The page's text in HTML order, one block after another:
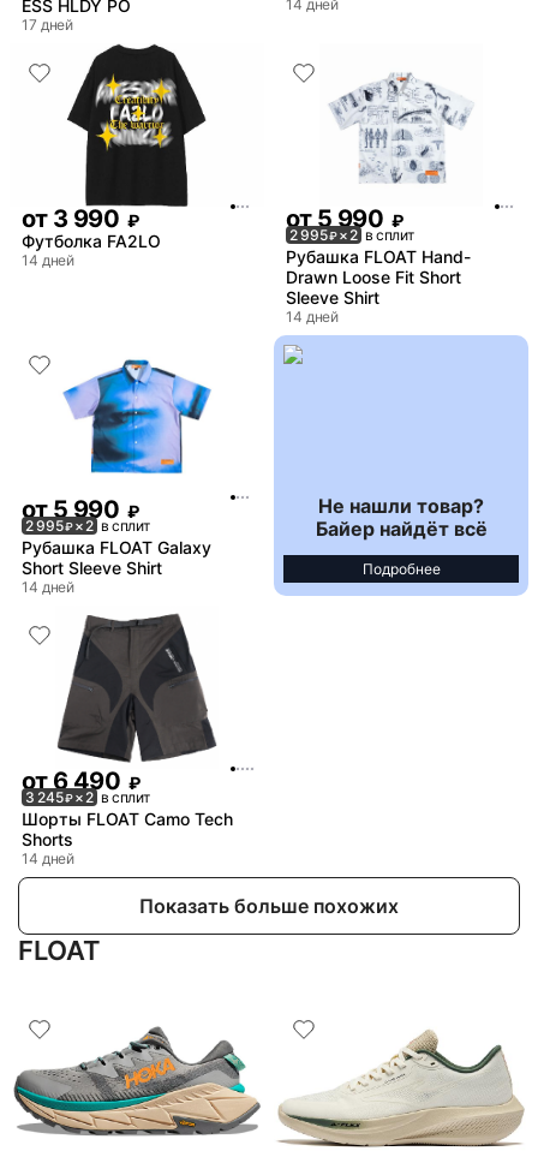
ESS HLDY PO
17 дней
14 дней
от 3 990 ₽
Футболка FA2LO
14 дней
от 5 990 ₽
2 995₽× 2 в сплит
Рубашка FLOAT Hand-
Drawn Loose Fit Short
Sleeve Shirt
14 дней
от5 990 ₽
2 995₽× 2 в сплит
Рубашка FLOAT Galaxy
Short Sleeve Shirt
14 дней
Не нашли товар?
Байер найдёт всё
Подробнее
от6 490 ₽
3 245₽× 2 в сплит
Шорты FLOAT Camo Tech
Shorts
14 дней
Показать больше похожих
FLOAT